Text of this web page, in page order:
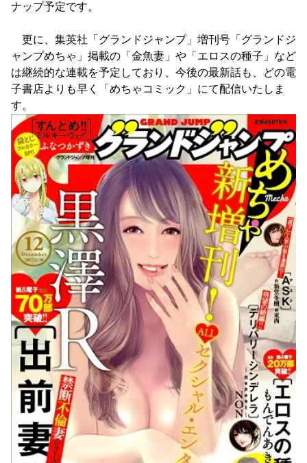
ナップ予定です。
更に、集英社「グランドジャンプ」増刊号「グランドジ
ャンプめちゃ」掲載の「金魚妻」や「エロスの種子」など
は継続的な連載を予定しており、今後の最新話も、どの電
子書店よりも早く「めちゃコミック」にて配信いたしま
す。